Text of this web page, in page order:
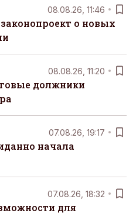
08.08.26, 11:46
о новых
08.08.26, 11:20
должники
07.08.26, 19:17
начала
07.08.26, 18:32
для